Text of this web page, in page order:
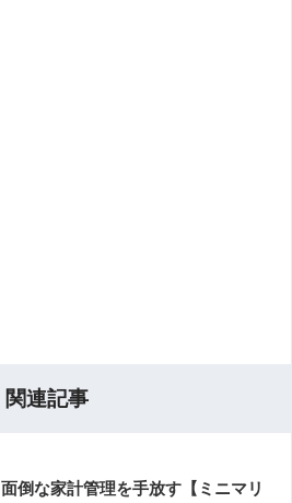
関連記事
面倒な家計管理を手放す【ミニマリ